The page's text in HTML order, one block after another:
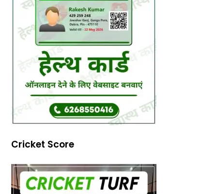
Cricket Score